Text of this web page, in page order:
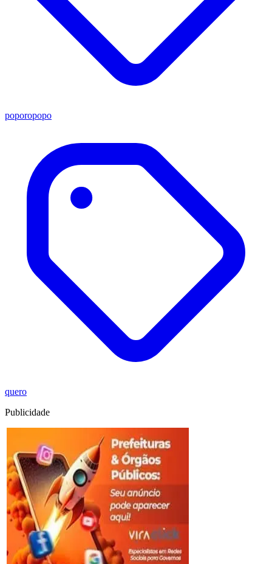
poporopopo
quero
Publicidade